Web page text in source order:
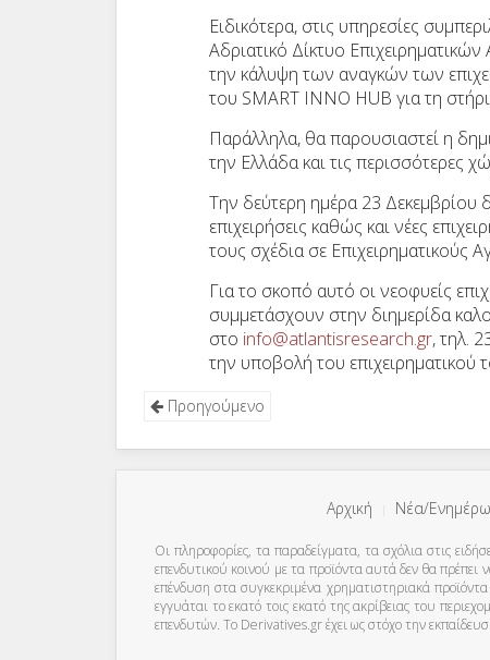
Ειδικότερα, στις υπηρεσίες
Αδριατικό Δίκτυο
την κάλυψη των αναγκών των
του SMART INNO HUB για τη
Παράλληλα, θα παρουσιαστεί η
την Ελλάδα και τις περισσότερες
Την δεύτερη ημέρα 23 Δεκεμβρίου
επιχειρήσεις καθώς και νέες
τους σχέδια σε Επιχειρηματικούς
Για το σκοπό αυτό οι νεοφυείς
συμμετάσχουν στην διημερίδα
στο info@atlantisresearch.gr, τηλ.
την υποβολή του επιχειρηματικού
Προηγούμενο
Αρχική Νέα/
Οι πληροφορίες, τα παραδείγματα, τα σχόλια στις
επενδυτικού κοινού με τα προϊόντα αυτά δεν θα
επένδυση στα συγκεκριμένα χρηματιστηριακά
εγγυάται το εκατό τοις εκατό της ακρίβειας του
επενδυτών. To Derivatives.gr έχει ως στόχο την